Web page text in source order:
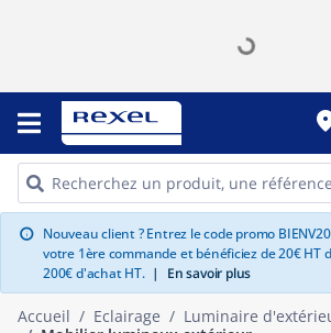
info Nouveau client ? Entrez le code promo
votre 1ère commande et bénéficiez de 20€ HT
200€ d'achat HT. | En savoir plus
Accueil Eclairage
Luminaire